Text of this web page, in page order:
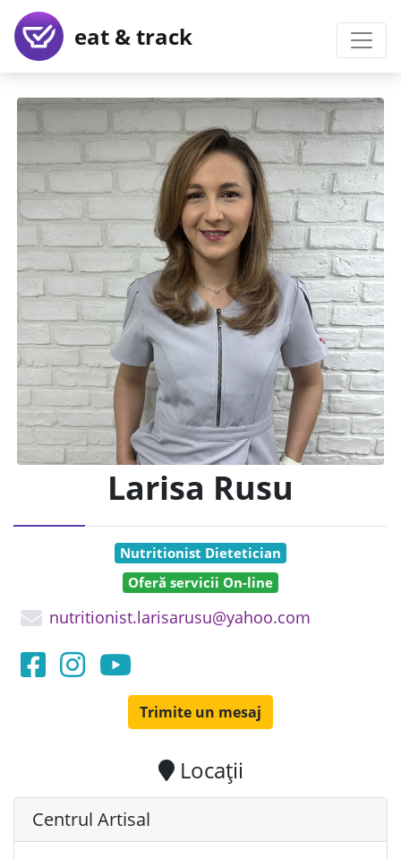
eat & track
Larisa Rusu
Nutritionist Dietetician
Oferă servicii On-line
nutritionist.larisarusu@yahoo.com
Trimite un mesaj
Locații
Centrul Artisal